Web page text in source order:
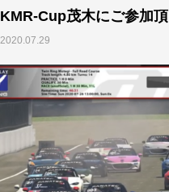
KMR-Cup茂木にご参加
2020.07.29